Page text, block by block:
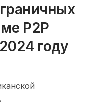
P2P
году